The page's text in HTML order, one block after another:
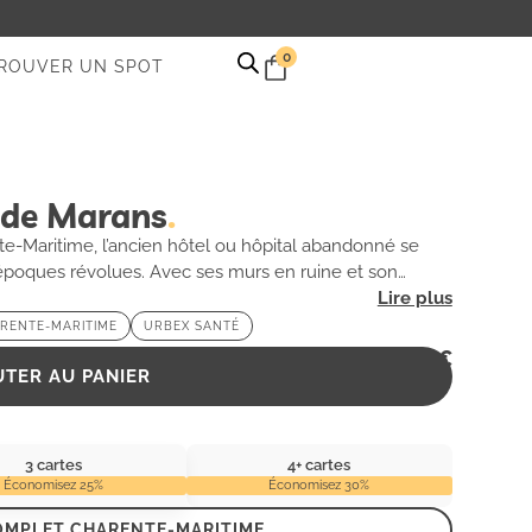
UN SPOT
0
Marans
Maritime, l’ancien hôtel ou hôpital abandonné se
révolues. Avec ses murs en ruine et son
bâtiment mystérieux attire irrésistiblement les
pièce résonne des échos du passé, offrant un cadre
que recèle cet endroit fascinant. L’aura
incontournable pour les amateurs d’aventure
MARITIME URBEX SANTÉ
2,99€
AU PANIER
3 cartes
Économisez 25%
4+ cartes
Économisez 30%